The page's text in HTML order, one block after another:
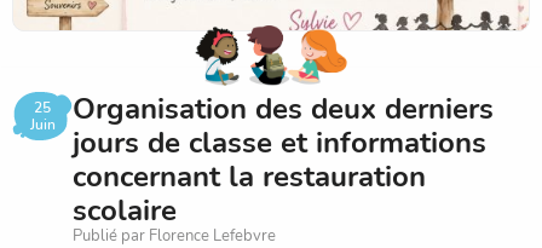
dynamique et conviviale. Sans eux, rien de tout cela ne
serait possible.
Toute l'équipe de Sainte-Ernestine vous souhaite un très
bel été, de merveilleuses vacances en famille et vous
donne rendez-vous à la rentrée pour une nouvelle année
riche en découvertes, en apprentissages, en amitié et en
beaux projets !
25
Juin
Organisation des deux derniers
jours de classe et informations
concernant la restauration
scolaire
Publié par Florence Lefebvre